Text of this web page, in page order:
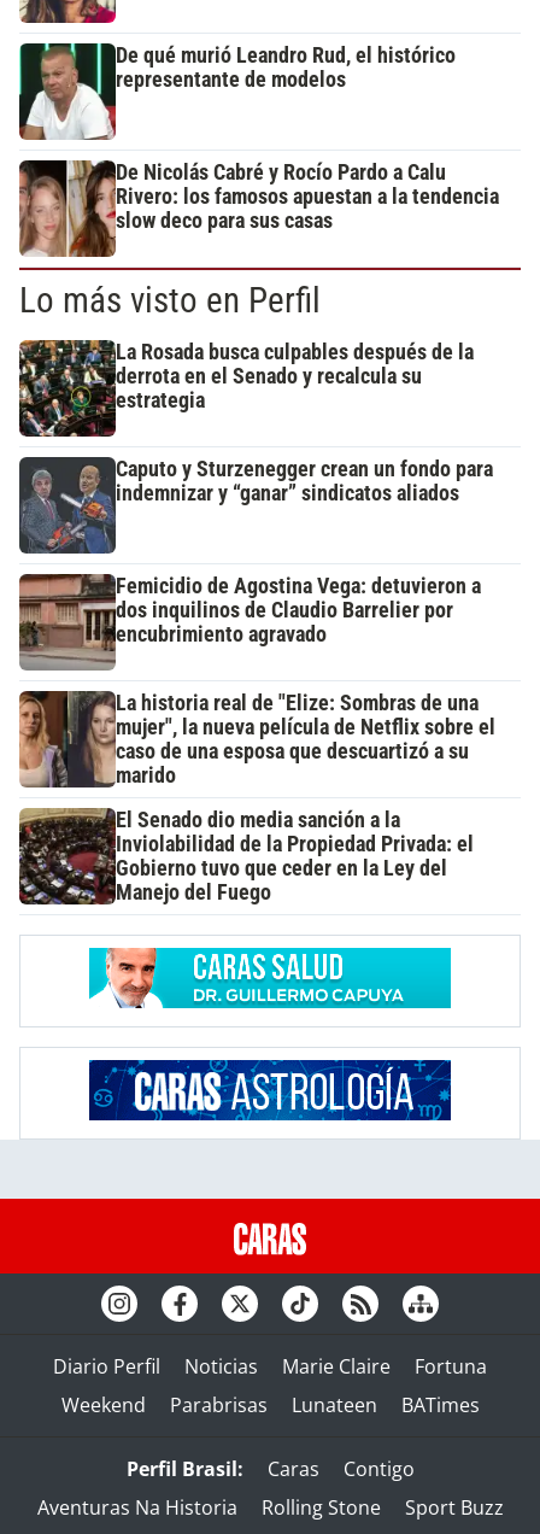
De qué murió Leandro Rud, el histórico
representante de modelos
De Nicolás Cabré y Rocío Pardo a Calu
Rivero: los famosos apuestan a la tendencia
slow deco para sus casas
Lo más visto en Perfil
La Rosada busca culpables después de la
derrota en el Senado y recalcula su
estrategia
Caputo y Sturzenegger crean un fondo para
indemnizar y “ganar” sindicatos aliados
Femicidio de Agostina Vega: detuvieron a
dos inquilinos de Claudio Barrelier por
encubrimiento agravado
La historia real de "Elize: Sombras de una
mujer", la nueva película de Netflix sobre el
caso de una esposa que descuartizó a su
marido
El Senado dio media sanción a la
Inviolabilidad de la Propiedad Privada: el
Gobierno tuvo que ceder en la Ley del
Manejo del Fuego
Diario Perfil Noticias Marie Claire
Fortuna
Weekend
Parabrisas Lunateen BATimes
Perfil Brasil: Caras
Contigo
Aventuras Na Historia
Rolling Stone
Sport Buzz